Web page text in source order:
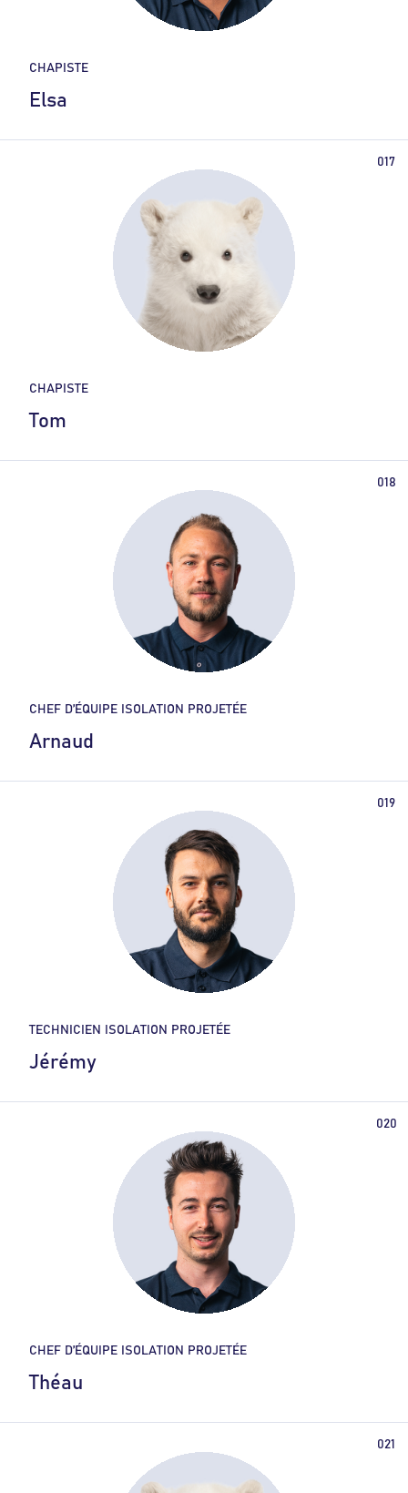
CHAPISTE
Elsa
CHAPISTE
Tom
CHEF D’ÉQUIPE ISOLATION PROJETÉE
Arnaud
TECHNICIEN ISOLATION PROJETÉE
Jérémy
CHEF D’ÉQUIPE ISOLATION PROJETÉE
Théau